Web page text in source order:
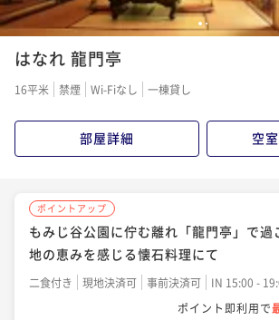
1 2
はなれ 龍門亭
16平米 禁煙 Wi-Fiなし 一棟貸し
部屋詳細 空
ポイントアップ
もみじ谷公園に佇む離れ「龍門亭」で過
地の恵みを感じる懐石料理にて
二食付き 現地決済可 事前決済可
IN 15:00 -
ポイント即利用で